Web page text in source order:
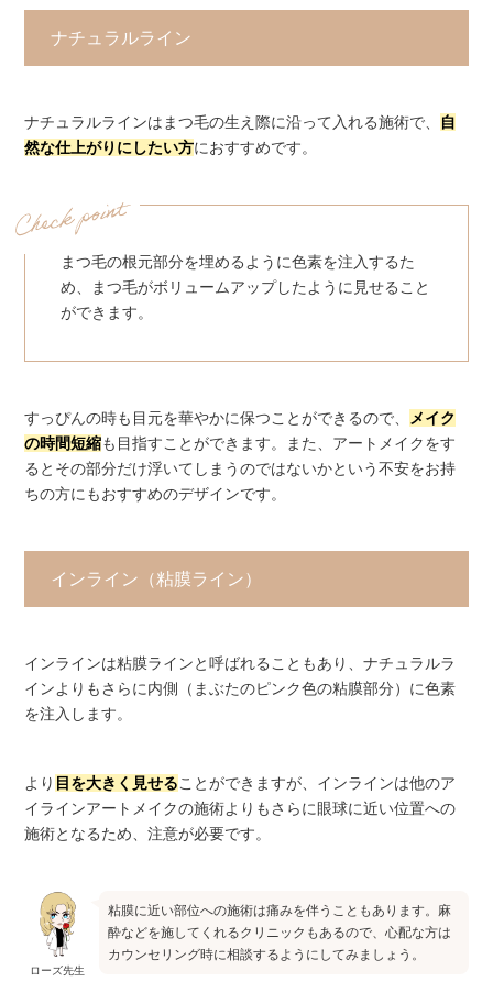
ナチュラルライン
ナチュラルラインはまつ毛の生え際に沿って入れる施術で、
自
然な仕上がりにしたい方におすすめです。
まつ毛の根元部分を埋めるように色素を注入するた
め、まつ毛がボリュームアップしたように見せること
ができます。
すっぴんの時も目元を華やかに保つことができるので、
メイク
の時間短縮も目指すことができます。また、アートメイクをす
るとその部分だけ浮いてしまうのではないかという不安をお持
ちの方にもおすすめのデザインです。
インライン（粘膜ライン）
インラインは粘膜ラインと呼ばれることもあり、ナチュラルラ
インよりもさらに内側（まぶたのピンク色の粘膜部分）に色素
を注入します。
より 目を大きく見せることができますが、インラインは他のア
イラインアートメイクの施術よりもさらに眼球に近い位置への
施術となるため、注意が必要です。
ローズ先生
粘膜に近い部位への施術は痛みを伴うこともあります。麻
酔などを施してくれるクリニックもあるので、心配な方は
カウンセリング時に相談するようにしてみましょう。